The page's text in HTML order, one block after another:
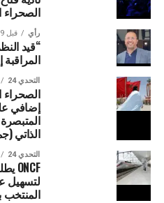
الصحراء
رأي قبل 9 أشهر
“قيد
التحدي 24
الصحراء
إضافي
الذاتي
التحدي 24
لتسهيل